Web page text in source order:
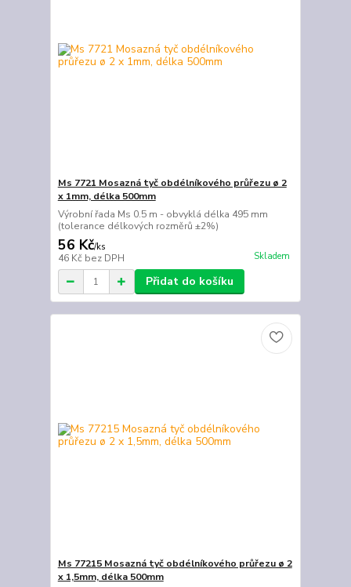
Ms 7721 Mosazná tyč obdélníkového průřezu ø 2
x 1mm, délka 500mm
Výrobní řada Ms 0.5 m - obvyklá délka 495 mm
(tolerance délkových rozměrů ±2%)
56 Kč/ks
46 Kč bez DPH Skladem
Přidat do košíku
Ms 77215 Mosazná tyč obdélníkového průřezu ø 2
x 1,5mm, délka 500mm